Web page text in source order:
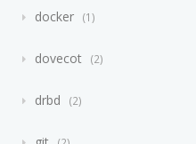
docker 1
dovecot 2
drbd 2